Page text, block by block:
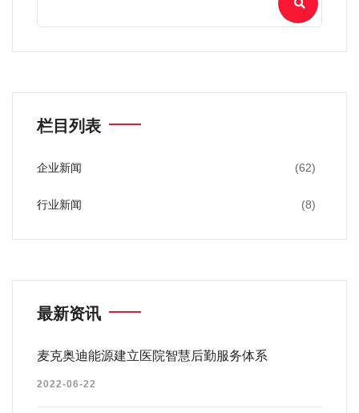
栏目列表
企业新闻 (62)
行业新闻 (8)
最新资讯
麦克奥迪能源建立医院智慧后勤服务体系
2022-06-22